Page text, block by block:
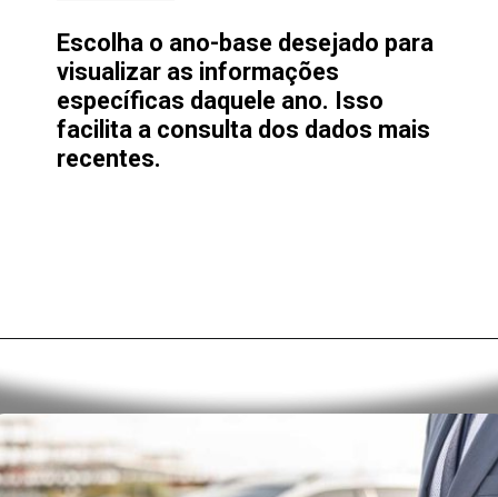
Escolha o ano-base desejado para
visualizar as informações
específicas daquele ano. Isso
facilita a consulta dos dados mais
recentes.